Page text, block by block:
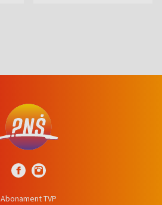
Abonament TVP